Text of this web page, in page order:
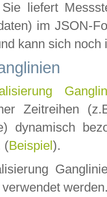
Sie liefert
im JSON-
kann sich noch
Zeitreihen
dynamisch
(Beispiel ).
verwendet